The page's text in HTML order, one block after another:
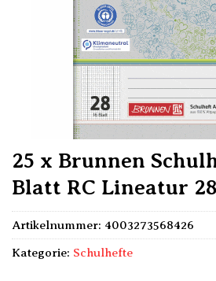
25 x Brunnen
Blatt RC Lineatur 28
Artikelnummer: 4003273568426
Kategorie: Schulhefte